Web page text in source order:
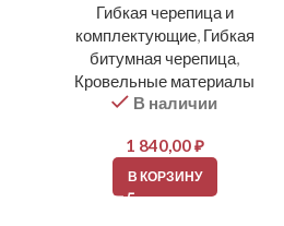
Гибкая черепица и
комплектующие, Гибкая
битумная черепица,
Кровельные материалы
В наличии
1 840,00₽
В КОРЗИНУ